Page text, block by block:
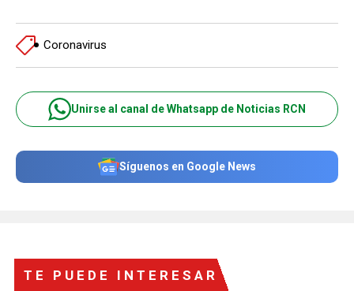
Coronavirus
Unirse al canal de Whatsapp de Noticias RCN
Síguenos en Google News
TE PUEDE INTERESAR